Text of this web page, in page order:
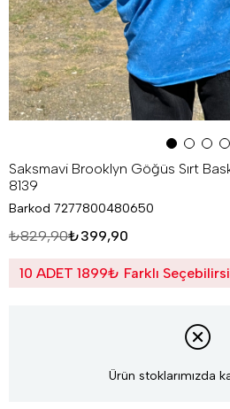
Saksmavi Brooklyn Göğüs Sırt
8139
Barkod 7277800480650
₺829,90₺399,90
10 ADET 1899₺ Farklı
Ürün stoklarımızda